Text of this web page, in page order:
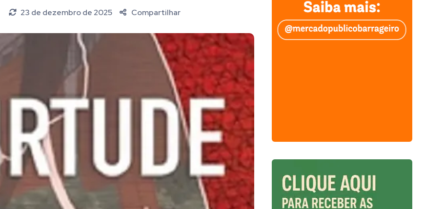
23 de dezembro de 2025 Compartilhar